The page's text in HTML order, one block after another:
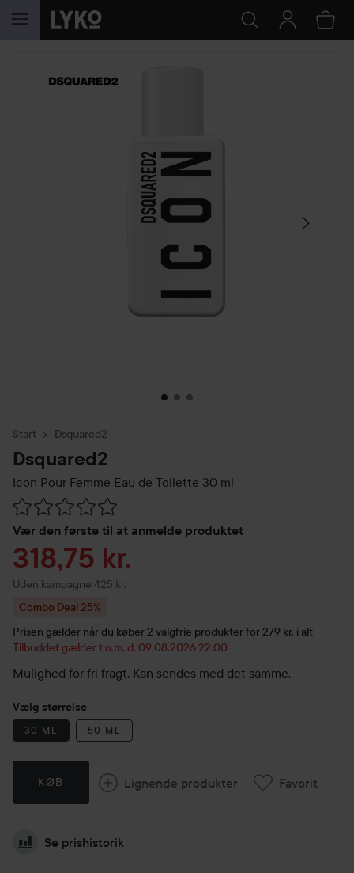
GÅ TIL INDHOLD
SPRING OVER SEKTIONEN
Start Dsquared2
Dsquared2
Icon Pour Femme Eau de Toilette 30 ml
Vær den første til at anmelde produktet
Gå til Anmeldelser & kommentarer
Tilbudspris
318,75 kr.
Uden kampagne 425 kr.
Combo Deal 25%
Prisen gælder når du køber 2 valgfrie produkter for 279 kr. i alt
Tilbuddet gælder t.o.m. d. 09.08.2026 22.00
Mulighed for fri fragt. Kan sendes med det samme.
Vælg størrelse
30 ML 50 ML
KØB Lignende produkter Favorit
Se prishistorik